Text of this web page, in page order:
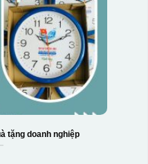
tặng doanh nghiệp